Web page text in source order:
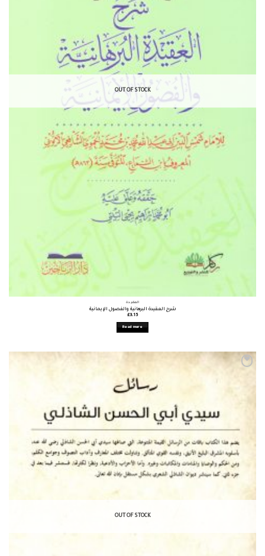
OUT OF STOCK
العقيدة
شرح العقيدة البرهانية والفصول الإيمانية
£3.15
Read more
OUT OF STOCK